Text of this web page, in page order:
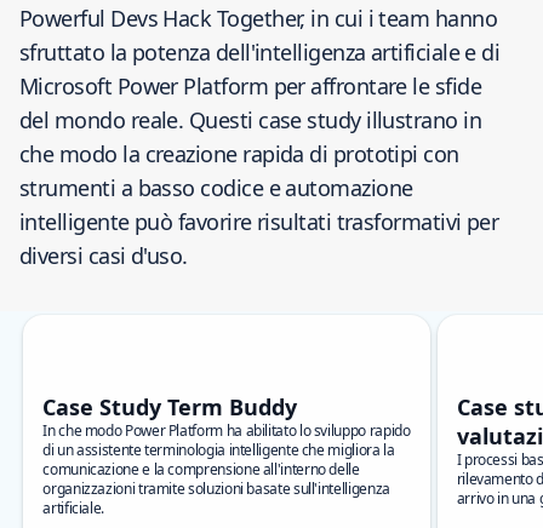
Powerful Devs Hack Together, in cui i team hanno
sfruttato la potenza dell'intelligenza artificiale e di
Microsoft Power Platform per affrontare le sfide
del mondo reale. Questi case study illustrano in
che modo la creazione rapida di prototipi con
strumenti a basso codice e automazione
intelligente può favorire risultati trasformativi per
diversi casi d'uso.
Salta carousel
Showing slide 1 of 9
Case Study Term Buddy
In che modo Power Platform ha abilitato lo sviluppo rapido
di un assistente terminologia intelligente che migliora la
comunicazione e la comprensione all'interno delle
organizzazioni tramite soluzioni basate sull'intelligenza
artificiale.
Case
I processi
rilevamento
arrivo in una